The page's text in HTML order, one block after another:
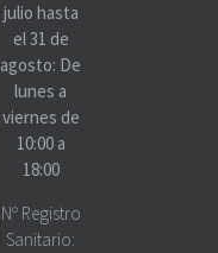
julio hasta
el 31 de
agosto: De
lunes a
viernes de
10:00 a
18:00
Nº Registro
Sanitario: